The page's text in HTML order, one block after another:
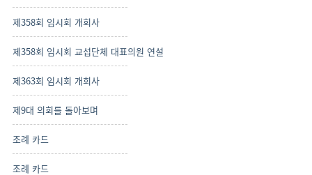
제358회 임시회 개회사
제358회 임시회 교섭단체 대표의원 연설
제363회 임시회 개회사
제9대 의회를 돌아보며
조례 카드
조례 카드